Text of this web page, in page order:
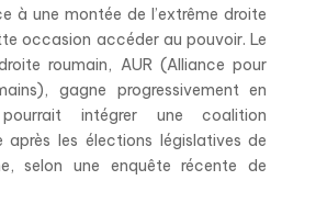
à une montée de l’extrême droite
occasion accéder au pouvoir. Le
roumain, AUR (Alliance pour
gagne progressivement en
intégrer une coalition
après les élections législatives de
selon une enquête récente de